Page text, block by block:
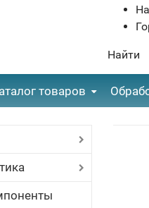
Найти
товаров